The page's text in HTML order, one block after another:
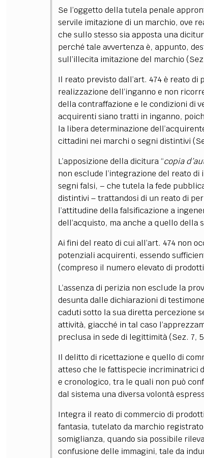
Se l’oggetto della tutela penale
servile imitazione di un marchio, ove
che sullo stesso sia apposta una
perché tale avvertenza è, appunto,
sull’illecita imitazione del marchio
Il reato previsto dall’art. 474 è reato
realizzazione dell’inganno e non
della contraffazione e le condizioni di
acquirenti siano tratti in inganno,
la libera determinazione
cittadini nei marchi o segni distintivi
L’apposizione della dicitura “copia
non esclude l’integrazione del reato
segni falsi, –che tutela la fede
distintivi –trattandosi di un reato di
l’attitudine della falsificazione a
dell’acquisto, ma anche a quello della
Ai fini del reato di cui all’art. 474 non
potenziali acquirenti, essendo
(compreso il numero elevato di
L’assenza di perizia non esclude la
desunta dalle dichiarazioni di
caduti sotto la sua diretta percezione
attività, giacché in tal caso
preclusa in sede di legittimità (Sez. 7,
Il delitto di ricettazione e quello di
atteso che le fattispecie incriminatrici
e cronologico, tra le quali non può
dal sistema una diversa volontà
Integra il reato di commercio di
fantasia, tutelato da marchio
somiglianza, quando sia possibile
confusione delle immagini, tale da